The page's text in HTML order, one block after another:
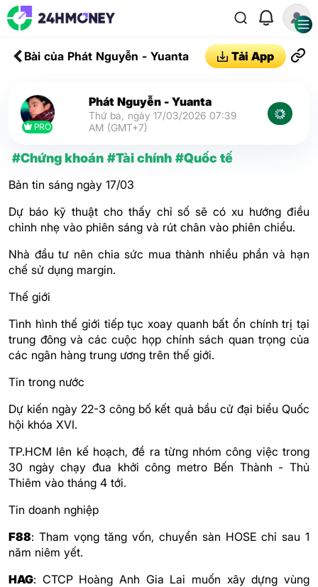
Bài của Phát Nguyễn - Yuanta Tải App
PRO
Phát Nguyễn - Yuanta
Thứ ba, ngày 17/03/2026 07:39
AM (GMT+7)
#Chứng khoán #Tài chính #Quốc tế
Bản tin sáng ngày 17/03
Dự báo kỹ thuật cho thấy chỉ số sẽ có xu hướng điều
chỉnh nhẹ vào phiên sáng và rút chân vào phiên chiều.
Nhà đầu tư nên chia sức mua thành nhiều phần và hạn
chế sử dụng margin.
Thế giới
Tình hình thế giới tiếp tục xoay quanh bất ổn chính trị tại
trung đông và các cuộc họp chính sách quan trọng của
các ngân hàng trung ương trên thế giới.
Tin trong nước
Dự kiến ngày 22-3 công bố kết quả bầu cử đại biểu Quốc
hội khóa XVI.
TP.HCM lên kế hoạch, đề ra từng nhóm công việc trong
30 ngày chạy đua khởi công metro Bến Thành - Thủ
Thiêm vào tháng 4 tới.
Tin doanh nghiệp
F88: Tham vọng tăng vốn, chuyển sàn HOSE chỉ sau 1
năm niêm yết.
HAG: CTCP Hoàng Anh Gia Lai muốn xây dựng vùng